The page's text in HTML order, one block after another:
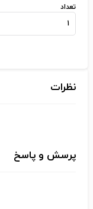
تعداد
نظرات
پرسش و پاسخ